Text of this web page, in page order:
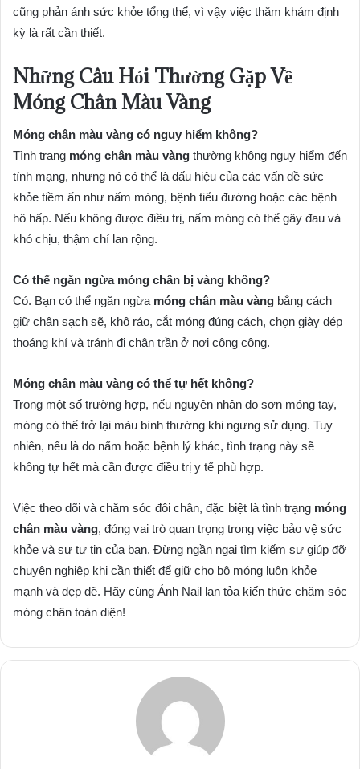
cũng phản ánh sức khỏe tổng thể, vì vậy việc thăm khám định
kỳ là rất cần thiết.
Những Câu Hỏi Thường Gặp Về
Móng Chân Màu Vàng
Móng chân màu vàng có nguy hiểm không?
Tình trạng móng chân màu vàng thường không nguy hiểm đến
tính mạng, nhưng nó có thể là dấu hiệu của các vấn đề sức
khỏe tiềm ẩn như nấm móng, bệnh tiểu đường hoặc các bệnh
hô hấp. Nếu không được điều trị, nấm móng có thể gây đau và
khó chịu, thậm chí lan rộng.
Có thể ngăn ngừa móng chân bị vàng không?
Có. Bạn có thể ngăn ngừa móng chân màu vàng bằng cách
giữ chân sạch sẽ, khô ráo, cắt móng đúng cách, chọn giày dép
thoáng khí và tránh đi chân trần ở nơi công cộng.
Móng chân màu vàng có thể tự hết không?
Trong một số trường hợp, nếu nguyên nhân do sơn móng tay,
móng có thể trở lại màu bình thường khi ngưng sử dụng. Tuy
nhiên, nếu là do nấm hoặc bệnh lý khác, tình trạng này sẽ
không tự hết mà cần được điều trị y tế phù hợp.
Việc theo dõi và chăm sóc đôi chân, đặc biệt là tình trạng móng
chân màu vàng, đóng vai trò quan trọng trong việc bảo vệ sức
khỏe và sự tự tin của bạn. Đừng ngần ngại tìm kiếm sự giúp đỡ
chuyên nghiệp khi cần thiết để giữ cho bộ móng luôn khỏe
mạnh và đẹp đẽ. Hãy cùng Ảnh Nail lan tỏa kiến thức chăm sóc
móng chân toàn diện!